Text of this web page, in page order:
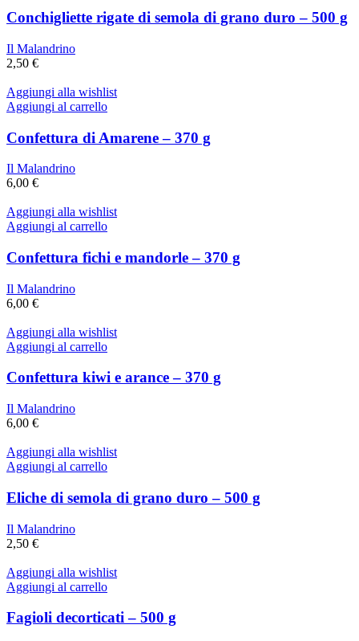
Conchigliette rigate di semola di grano duro – 500 g
Il Malandrino
2,50 €
Aggiungi alla wishlist
Aggiungi al carrello
Confettura di Amarene – 370 g
Il Malandrino
6,00 €
Aggiungi alla wishlist
Aggiungi al carrello
Confettura fichi e mandorle – 370 g
Il Malandrino
6,00 €
Aggiungi alla wishlist
Aggiungi al carrello
Confettura kiwi e arance – 370 g
Il Malandrino
6,00 €
Aggiungi alla wishlist
Aggiungi al carrello
Eliche di semola di grano duro – 500 g
Il Malandrino
2,50 €
Aggiungi alla wishlist
Aggiungi al carrello
Fagioli decorticati – 500 g